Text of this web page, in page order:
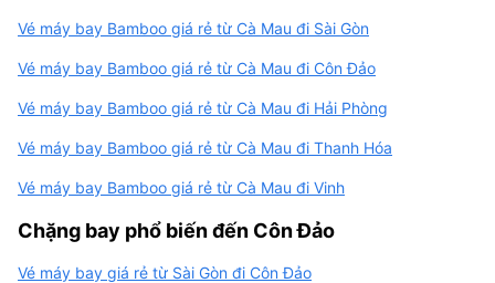
Vé máy bay Bamboo giá rẻ từ Cà Mau đi Sài Gòn
Vé máy bay Bamboo giá rẻ từ Cà Mau đi Côn Đảo
Vé máy bay Bamboo giá rẻ từ Cà Mau đi Hải Phòng
Vé máy bay Bamboo giá rẻ từ Cà Mau đi Thanh Hóa
Vé máy bay Bamboo giá rẻ từ Cà Mau đi Vinh
Chặng bay phổ biến đến Côn Đảo
Vé máy bay giá rẻ từ Sài Gòn đi Côn Đảo